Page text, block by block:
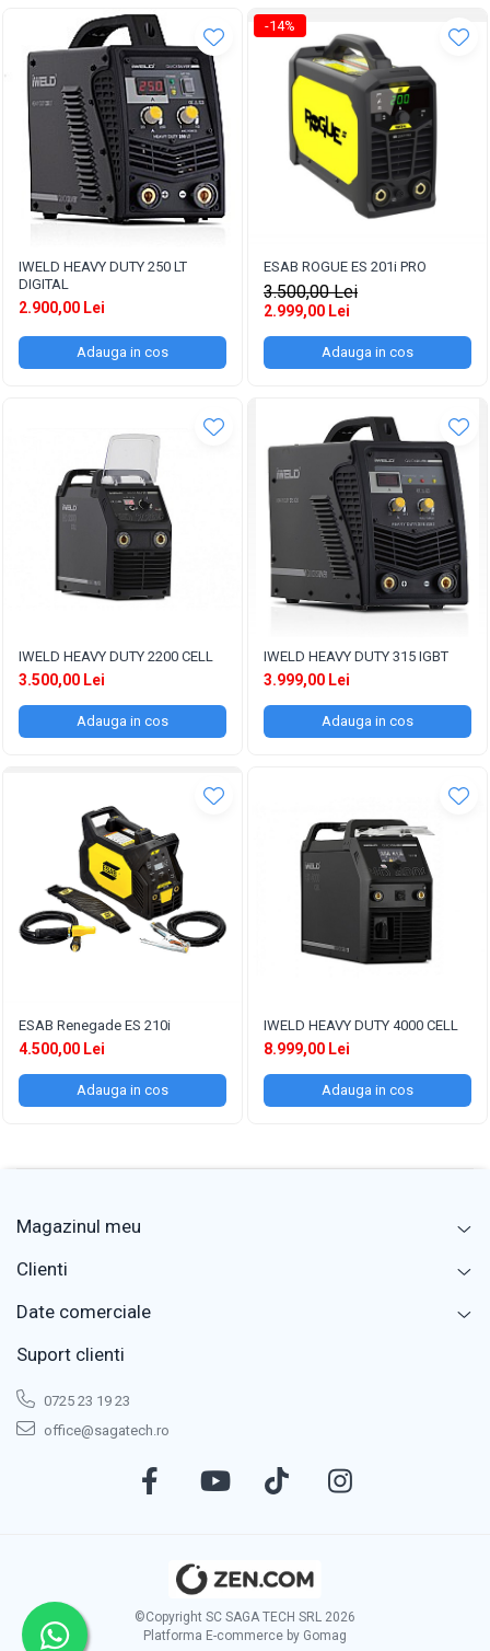
IWELD HEAVY DUTY 250 LT
DIGITAL
2.900,00 Lei
Adauga in cos
-14%
ESAB ROGUE ES 201i PRO
3.500,00 Lei
2.999,00 Lei
Adauga in cos
IWELD HEAVY DUTY 2200 CELL
3.500,00 Lei
Adauga in cos
IWELD HEAVY DUTY 315 IGBT
3.999,00 Lei
Adauga in cos
ESAB Renegade ES 210i
4.500,00 Lei
Adauga in cos
IWELD HEAVY DUTY 4000 CELL
8.999,00 Lei
Adauga in cos
Magazinul meu
Clienti
Date comerciale
Suport clienti
0725 23 19 23
office@sagatech.ro
©Copyright SC SAGA TECH SRL 2026
Platforma E-commerce by Gomag